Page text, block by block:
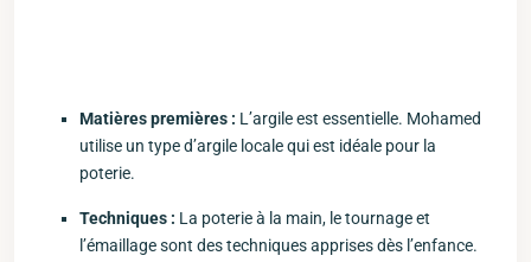
Matières premières ​: L’argile est ‌essentielle. Mohamed
utilise un type d’argile locale qui⁤ est idéale pour la
poterie.
Techniques : ⁣La poterie à la main, le tournage et
l’émaillage sont des techniques ‌apprises dès ⁤l’enfance.